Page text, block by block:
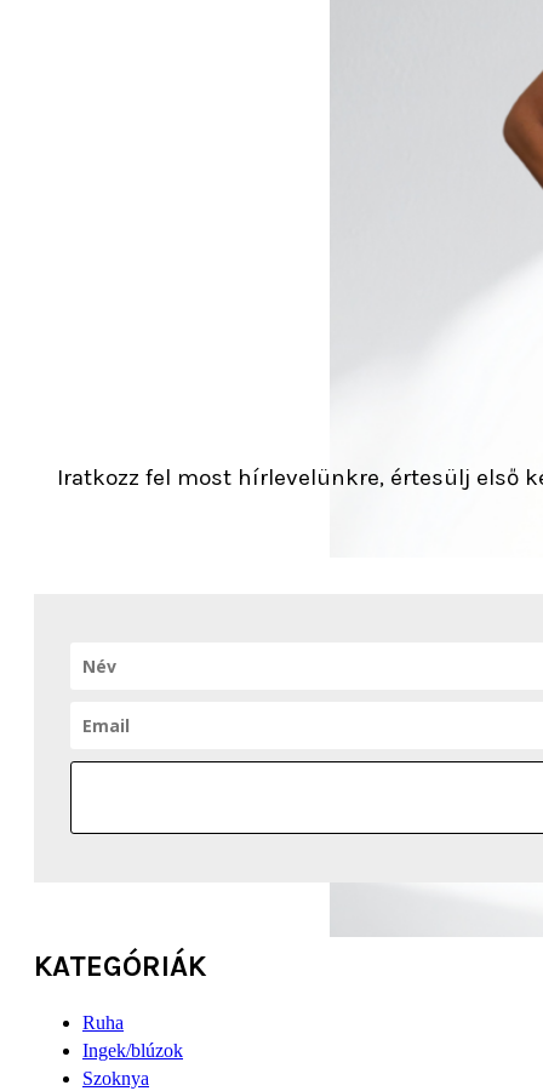
Iratkozz fel most hírlevelünkre, értesülj első
KATEGÓRIÁK
Ruha
Ingek/blúzok
Szoknya